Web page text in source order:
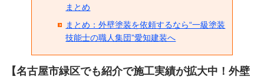
まとめ
まとめ：外壁塗装を依頼するなら“一級塗装
技能士の職人集団”愛知建装へ
【名古屋市緑区でも紹介で施工実績が拡大中！外壁